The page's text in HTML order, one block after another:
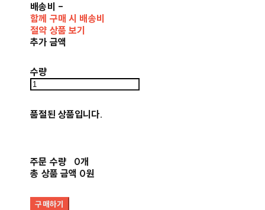
배송비 -
함께 구매 시 배송비
절약 상품 보기
추가 금액
수량
품절된 상품입니다.
주문 수량
0개
총 상품 금액 0원
구매하기